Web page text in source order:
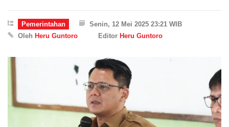
Pemerintahan
Senin, 12 Mei 2025 23:21 WIB
Oleh Heru Guntoro Editor Heru Guntoro